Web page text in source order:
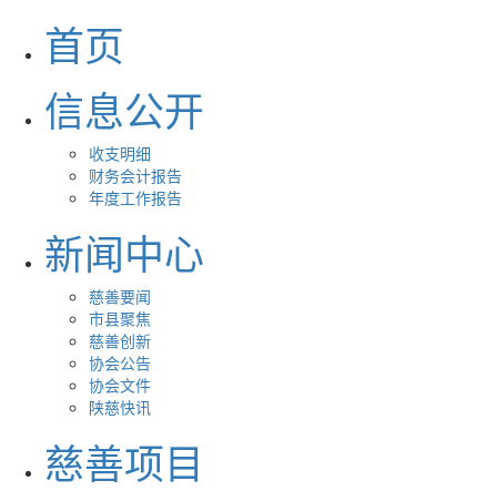
首页
信息公开
收支明细
财务会计报告
年度工作报告
新闻中心
慈善要闻
市县聚焦
慈善创新
协会公告
协会文件
陕慈快讯
慈善项目